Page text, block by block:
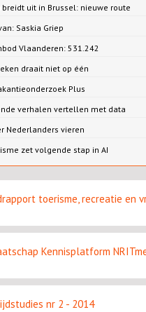
breidt uit in Brussel: nieuwe route
Saskia Griep
Vlaanderen: 531.242
draait niet op één
Plus
verhalen vertellen met data
Nederlanders vieren
in Turkije
zet volgende stap in AI
toerisme, recreatie en
Kennisplatform
nr 2 - 2014